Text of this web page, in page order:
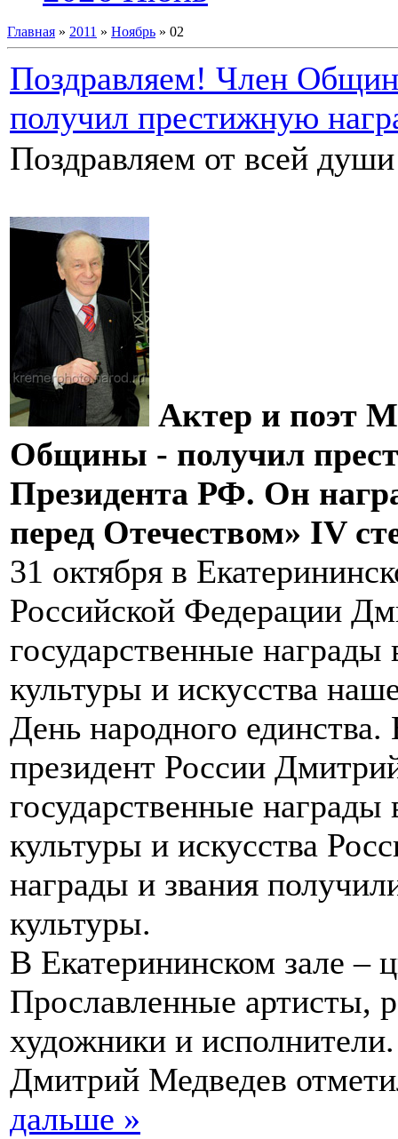
Главная » 2011 » Ноябрь » 02
Поздравляем! Член
получил престижную
Поздравляем от всей
Актер и поэт
Общины - получил
Президента РФ. Он
перед Отечеством» IV
31 октября в
Российской Федерации
государственные
культуры и искусства
День народного
президент России
государственные
культуры и искусства
награды и звания
культуры.
В Екатерининском зале –
Прославленные артисты,
художники и
Дмитрий Медведев
дальше »